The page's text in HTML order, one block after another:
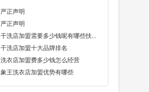
严正声明
严正声明
干洗店加盟需要多少钱呢有哪些扶...
干洗店加盟十大品牌排名
洗衣店加盟费多少钱怎么经营
象王洗衣店加盟优势有哪些